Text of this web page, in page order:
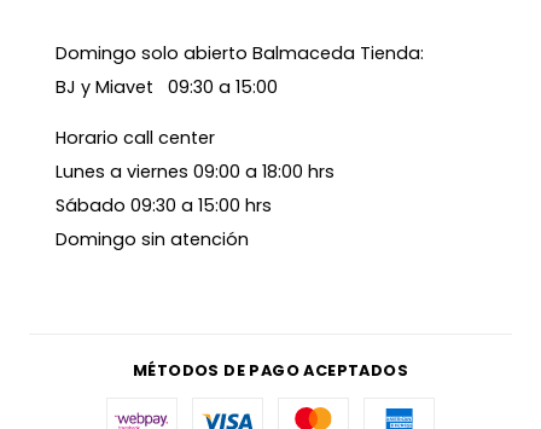
Domingo solo abierto Balmaceda Tienda:
BJ y Miavet 09:30 a 15:00
Horario call center
Lunes a viernes 09:00 a 18:00 hrs
Sábado 09:30 a 15:00 hrs
Domingo sin atención
MÉTODOS DE PAGO ACEPTADOS